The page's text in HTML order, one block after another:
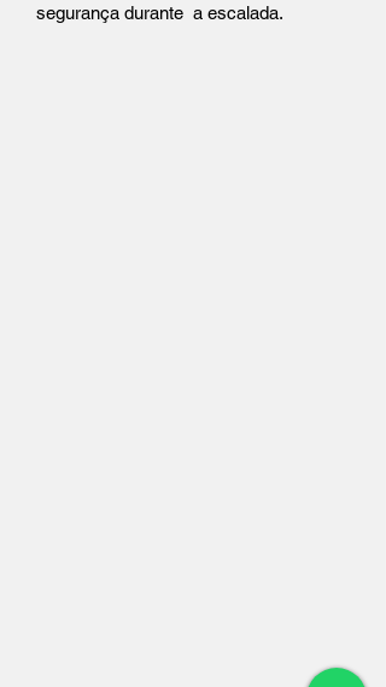
segurança durante a escalada.